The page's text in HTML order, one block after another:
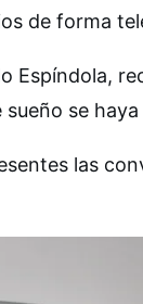
de forma
Espíndola,
se
las